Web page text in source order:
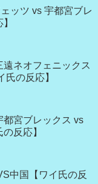
ッツ vs 宇都宮ブレ
遠ネオフェニックス
氏の反応】
都宮ブレックス vs
反応】
中国【ワイ氏の反